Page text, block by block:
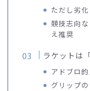
ただし劣
競技志向
え推奨
ラケットは
アドブロ
グリップ